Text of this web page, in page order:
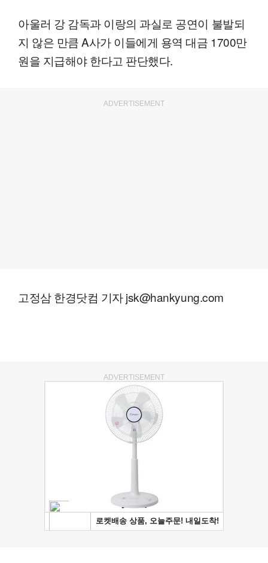
아울러 강 감독과 이랑의 과실로 공연이 불발되
지 않은 만큼 A사가 이들에게 용역 대금 1700만
원을 지급해야 한다고 판단했다.
ADVERTISEMENT
고정삼 한경닷컴 기자 jsk@hankyung.com
ADVERTISEMENT